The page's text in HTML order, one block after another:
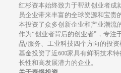
红杉资本始终致力于帮助创业者成
员企业带来丰富的全球资源和宝贵
本投资了众多创新企业和产业潮流
作为“创业者背后的创业者”，专注
品/服务、工业科技四个方向的投
基金投资了近600家具有鲜明技术
长性和高发展潜力的企业。